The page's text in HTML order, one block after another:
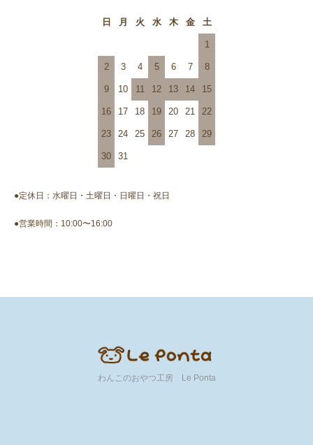
日 月 火 水 木 金 土
1
2 3 4 5 6 7 8
9 10 11 12 13 14 15
16 17 18 19 20 21 22
23 24 25 26 27 28 29
30 31
●定休日：水曜日・土曜日・日曜日・祝日
●営業時間：10:00〜16:00
わんこのおやつ工房 Le Ponta